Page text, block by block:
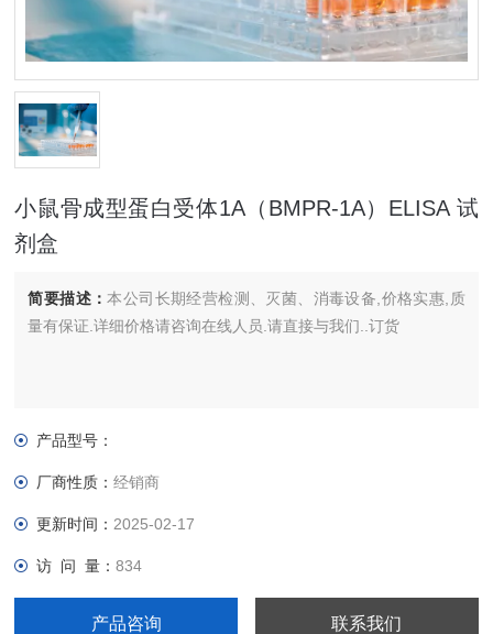
小鼠骨成型蛋白受体1A（BMPR-1A）ELISA 试
剂盒
简要描述：本公司长期经营检测、灭菌、消毒设备,价格实惠,质
量有保证.详细价格请咨询在线人员.请直接与我们..订货
产品型号：
厂商性质：经销商
更新时间： 2025-02-17
访 问 量：834
产品咨询 联系我们